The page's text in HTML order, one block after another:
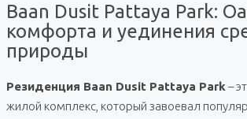
Baan Dusit Pattaya Park:
комфорта и уединения
природы
Резиденция Baan Dusit Pattaya Park –
жилой комплекс, который завоевал